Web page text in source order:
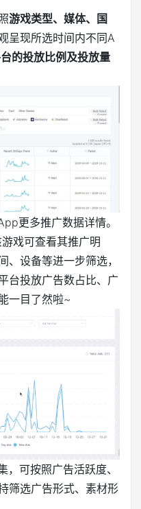
游戏类型、媒体、国
呈现所选时间内不同A
的投放比例及投放量
更多推广数据详情。
戏可查看其推广明
、设备等进一步筛选，
台投放广告数占比、广
一目了然啦~
可按照广告活跃度、
筛选广告形式、素材形